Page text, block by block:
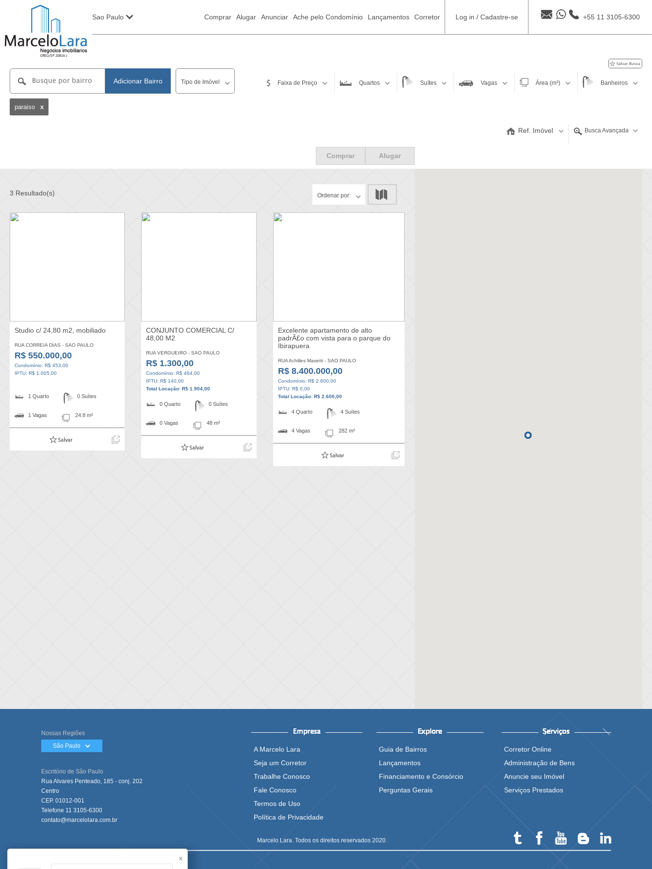
Sao Paulo +55 11 3105-6300
Log in / Cadastre-se
Comprar Alugar Anunciar Ache pelo Condomínio Lançamentos Corretor
Adicionar Bairro Tipo de Imóvel Banheiros
Área (m²)
Filtrar
Vagas
Suítes
Quartos
Faixa de Preço
paraiso x
Busca Avançada
Ref. Imóvel
Alugar
Comprar
3 Resultado(s) Ordenar por:
Studio c/ 24,80 m2, mobiliado
RUA CORREIA DIAS - SAO PAULO
R$ 550.000,00
Condomínio: R$ 453,00
IPTU: R$ 1.005,00
1 Quarto 0 Suítes
1 Vagas 24.8 m²
CONJUNTO COMERCIAL C/
48,00 M2
RUA VERGUEIRO - SAO PAULO
R$ 1.300,00
Condomínio: R$ 464,00
IPTU: R$ 140,00
Total Locação: R$ 1.904,00
0 Quarto 0 Suítes
0 Vagas 48 m²
Excelente apartamento de alto
padrÃ£o com vista para o parque do
Ibirapuera
RUA Achilles Masetti - SAO PAULO
R$ 8.400.000,00
Condomínio: R$ 2.600,00
IPTU: R$ 0,00
Total Locação: R$ 2.600,00
4 Quarto 4 Suítes
4 Vagas 282 m²
Nossas Regiões
São Paulo
Escritório de São Paulo
Rua Alvares Penteado, 185 - conj. 202
Centro
CEP. 01012-001
Telefone 11 3105-6300
contato@marcelolara.com.br
A Marcelo Lara
Seja um Corretor
Trabalhe Conosco
Fale Conosco
Termos de Uso
Política de Privacidade
Guia de Bairros
Lançamentos
Financiamento e Consórcio
Perguntas Gerais
Corretor Online
Administração de Bens
Anuncie seu Imóvel
Serviços Prestados
Marcelo Lara. Todos os direitos reservados 2020.
x